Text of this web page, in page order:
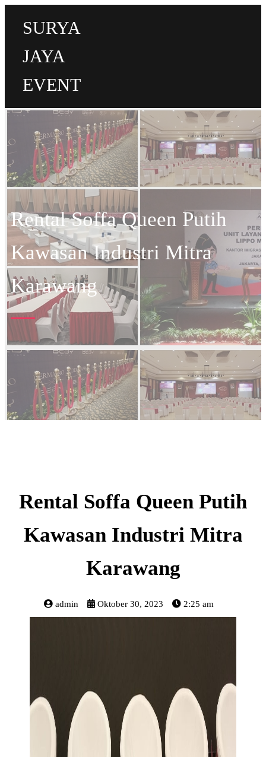
SURYA
JAYA
EVENT
Rental Soffa Queen Putih
Kawasan Industri Mitra
Karawang
Rental Soffa Queen Putih
Kawasan Industri Mitra
Karawang
admin Oktober 30, 2023 2:25 am